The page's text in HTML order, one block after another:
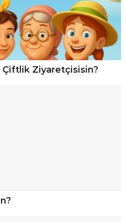
Çiftlik Ziyaretçisisin?